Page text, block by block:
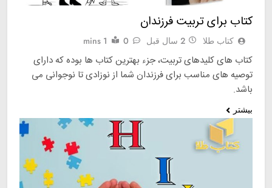
کتاب برای تربیت فرزندان
کتاب طلا 2 سال قبل 0
1 mins
کتاب های کلیدهای تربیت، جزء بهترین کتاب ها بوده که دارای
توصیه های مناسب برای فرزندان شما از نوزادی تا نوجوانی می
باشد.
بیشتر